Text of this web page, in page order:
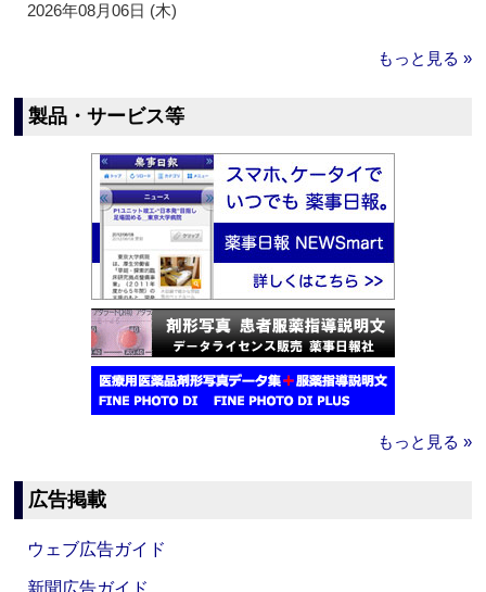
2026年08月06日 (木)
もっと見る »
製品・サービス等
もっと見る »
広告掲載
ウェブ広告ガイド